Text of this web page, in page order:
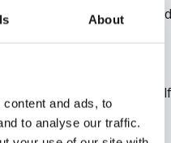
About
and ads, to
to analyse our traffic.
færre